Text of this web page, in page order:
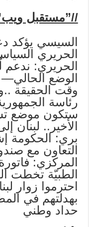
//”مستقبل
السيسي يؤكد
الحريري
الحريري: ندعم
الوضع
وقت الحقيقة
رئاسة
ستكون موضع
الأخير..
بري: الحكومة
التعاون مع
المركزي:
الطبيّة تخطت
احترموا زوار
بهدلتهم في
حداد وطني ‏